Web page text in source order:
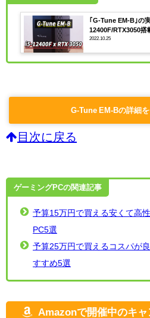
｢G-Tune EM-B｣の
12400F/RTX3050搭
2022.10.25
G-Tune EM-Bの詳細
目次に戻る
ゲーミングPCの関連記事
予算15万円で買える安くて高
PC5選
予算25万円で買えるコスパが
すすめ5選
Amazonで開催中のキ